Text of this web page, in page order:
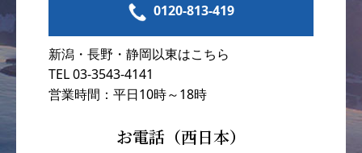
0120-813-419
新潟・長野・静岡以東はこちら
TEL 03-3543-4141
営業時間：平日10時～18時
お電話（西日本）